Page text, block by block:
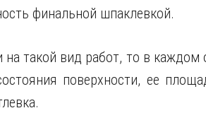
финальной шпаклевкой.
на такой вид работ, то в каждом
поверхности, ее